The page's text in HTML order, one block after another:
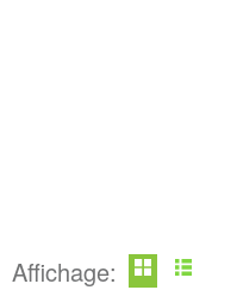
Affichage: